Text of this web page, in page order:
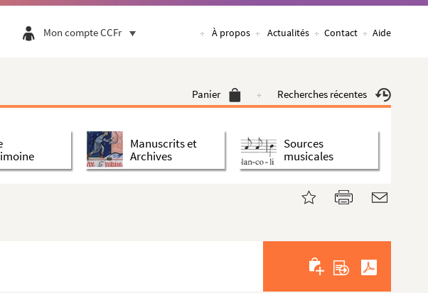
Mon compte CCFr À propos Actualités Contact Aide
Panier Recherches récentes
Manuscrits et
Archives
Sources
musicales